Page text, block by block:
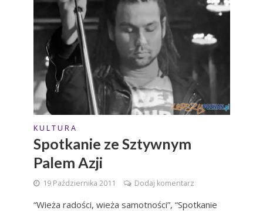
K U L T U R A
Spotkanie ze Sztywnym
Palem Azji
19 Października 2011 Dodaj komentarz
“Wieża radości, wieża samotności”, “Spotkanie